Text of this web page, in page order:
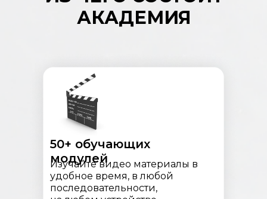
АКАДЕМИЯ
50+ обучающих
модулей
Изучайте видео материалы в
удобное время, в любой
последовательности,